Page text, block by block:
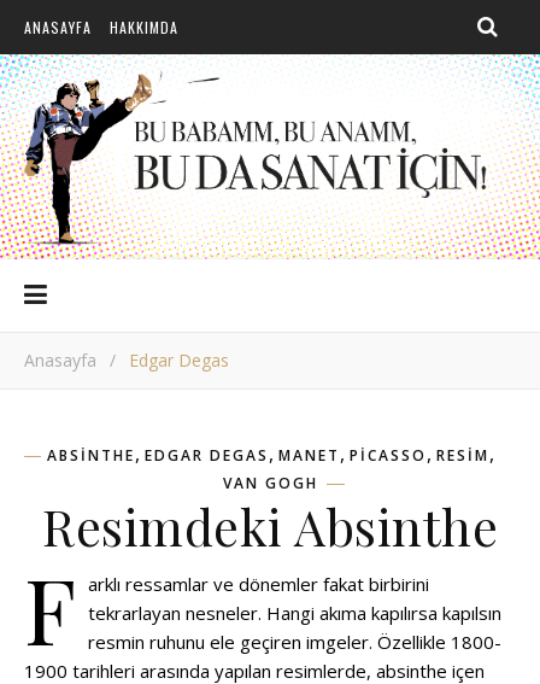
ANASAYFA HAKKIMDA
Anasayfa / Edgar Degas
ABSINTHE, EDGAR DEGAS , MANET , PICASSO , RESIM,
VAN GOGH
Resimdeki Absinthe
F arklı ressamlar ve dönemler fakat birbirini
tekrarlayan nesneler. Hangi akıma kapılırsa kapılsın
resmin ruhunu ele geçiren imgeler. Özellikle 1800-
1900 tarihleri arasında yapılan resimlerde, absinthe içen